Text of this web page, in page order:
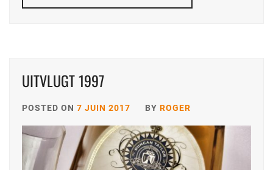
UITVLUGT 1997
POSTED ON 7 JUIN 2017 BY ROGER